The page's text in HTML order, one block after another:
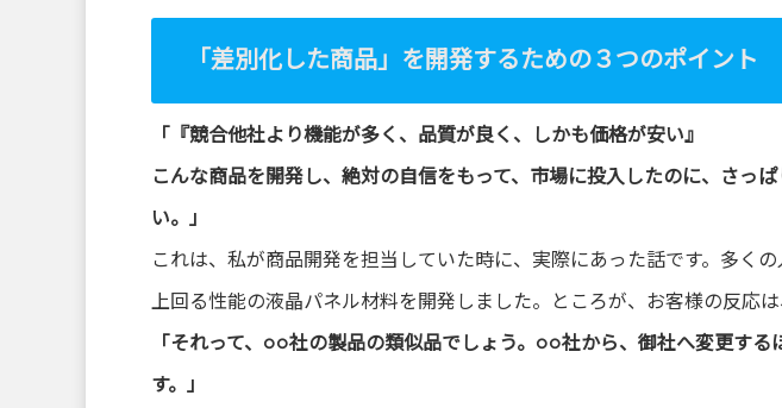
komiya.com/public_html/
count-cache/sns-count-
cache.php
「差別化した商品」を開発するための３つのポイント
「『競合他社より機能が多く、品質が良く、しかも価格が安い』
こんな商品を開発し、絶対の自信をもって、市場に投入したのに、さっ
い。」
これは、私が商品開発を担当していた時に、実際にあった話です。多く
上回る性能の液晶パネル材料を開発しました。ところが、お客様の反応は
「それって、○○社の製品の類似品でしょう。○○社から、御社へ変更する
す。」